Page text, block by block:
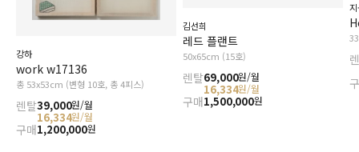
강하
work w17136
총 53x53cm (변형 10호, 총 4피스)
렌탈39,000원/월
16,334원/월
구매1,200,000원
김선희
레드 플랜트
50x65cm (15호)
렌탈69,000원/월
16,334원/월
구매1,500,000원